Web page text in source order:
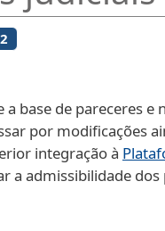
base de pareceres
por modificações
integração à
a admissibilidade